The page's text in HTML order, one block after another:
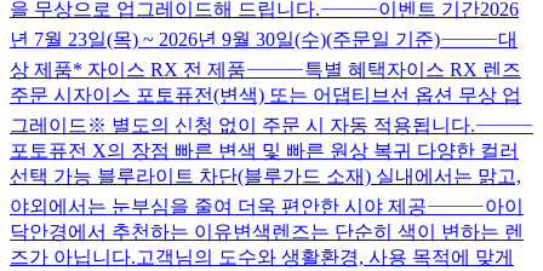
을 무상으로 업그레이드해 드립니다.⸻이벤트 기간2026
년 7월 23일(목) ~ 2026년 9월 30일(수)(주문일 기준)⸻대
상 제품* 자이스 RX 전 제품⸻특별 혜택자이스 RX 렌즈
주문 시자이스 포토퓨전(변색) 또는 어댑티브선 옵션 무상 업
그레이드※ 별도의 신청 없이 주문 시 자동 적용됩니다.⸻
포토퓨전 X의 장점 빠른 변색 및 빠른 원상 복귀 다양한 컬러
선택 가능 블루라이트 차단(블루가드 소재) 실내에서는 맑고,
야외에서는 눈부심을 줄여 더욱 편안한 시야 제공⸻아이
닥안경에서 추천하는 이유변색렌즈는 단순히 색이 변하는 렌
즈가 아닙니다.고객님의 도수와 생활환경, 사용 목적에 맞게